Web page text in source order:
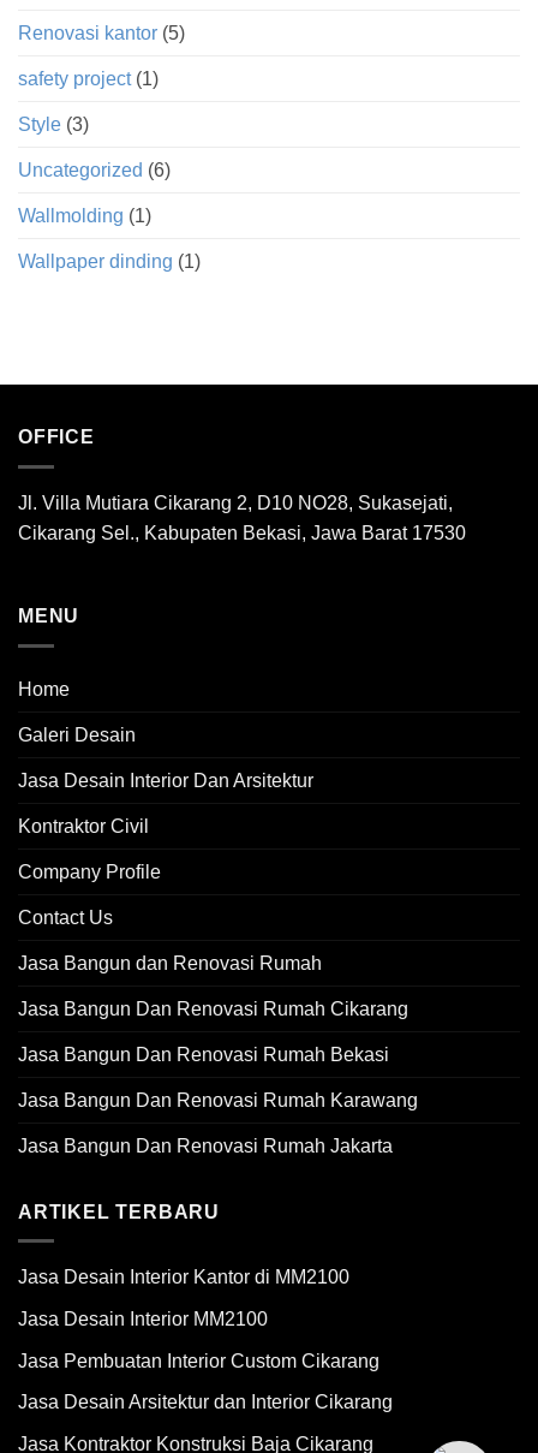
Renovasi kantor (5)
safety project(1)
Style (3)
Uncategorized (6)
Wallmolding (1)
Wallpaper dinding (1)
OFFICE
Jl. Villa Mutiara Cikarang 2, D10 NO28, Sukasejati,
Cikarang Sel., Kabupaten Bekasi, Jawa Barat 17530
MENU
Home
Galeri Desain
Jasa Desain Interior Dan Arsitektur
Kontraktor Civil
Company Profile
Contact Us
Jasa Bangun dan Renovasi Rumah
Jasa Bangun Dan Renovasi Rumah Cikarang
Jasa Bangun Dan Renovasi Rumah Bekasi
Jasa Bangun Dan Renovasi Rumah Karawang
Jasa Bangun Dan Renovasi Rumah Jakarta
ARTIKEL TERBARU
Jasa Desain Interior Kantor di MM2100
Jasa Desain Interior MM2100
Jasa Pembuatan Interior Custom Cikarang
Jasa Desain Arsitektur dan Interior Cikarang
Jasa Kontraktor Konstruksi Baja Cikarang